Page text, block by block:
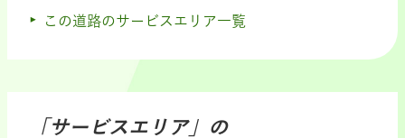
この道路のサービスエリア一覧
「サービスエリア」の